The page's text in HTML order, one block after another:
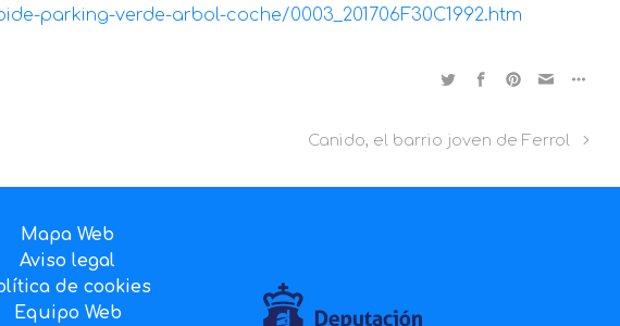
parking-verde-arbol-coche/0003_201706F30C1992.htm
Canido, el barrio joven de Ferrol
Mapa Web
Aviso legal
de cookies
Equipo Web